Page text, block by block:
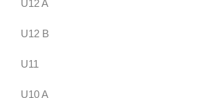
U12 A
U12 B
U11
U10 A